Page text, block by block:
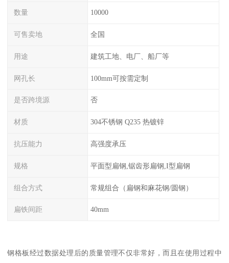
数量 10000
可售卖地 全国
用途 建筑工地、电厂、船厂等
网孔长 100mm可按需定制
是否跨境源 否
材质 304不锈钢 Q235 热镀锌
抗压能力 高强度承压
规格 平面型扁钢,锯齿形扁钢,I型扁钢
组合方式 常规组合（扁钢和麻花钢/圆钢）
扁铁间距 40mm
钢格板经过数据处理后的质量管理不仅非常好，而且在使用过程中